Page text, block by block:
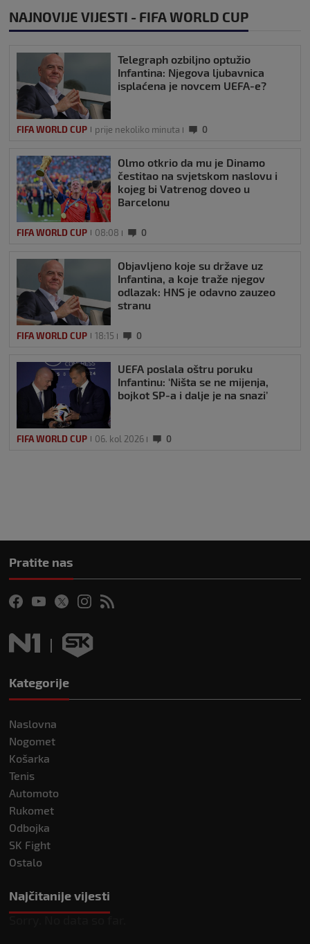
NAJNOVIJE VIJESTI - FIFA WORLD CUP
Telegraph ozbiljno optužio
Infantina: Njegova ljubavnica
isplaćena je novcem UEFA-e?
FIFA WORLD CUP prije nekoliko minuta 0
Olmo otkrio da mu je Dinamo
čestitao na svjetskom naslovu i
kojeg bi Vatrenog doveo u
Barcelonu
FIFA WORLD CUP 08:08 0
Objavljeno koje su države uz
Infantina, a koje traže njegov
odlazak: HNS je odavno zauzeo
stranu
FIFA WORLD CUP 18:15 0
UEFA poslala oštru poruku
Infantinu: ‘Ništa se ne mijenja,
bojkot SP-a i dalje je na snazi’
FIFA WORLD CUP 06. kol 2026 0
Pratite nas
Kategorije
Naslovna
Nogomet
Košarka
Tenis
Automoto
Rukomet
Odbojka
SK Fight
Ostalo
Najčitanije vijesti